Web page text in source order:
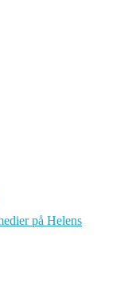
på Helens